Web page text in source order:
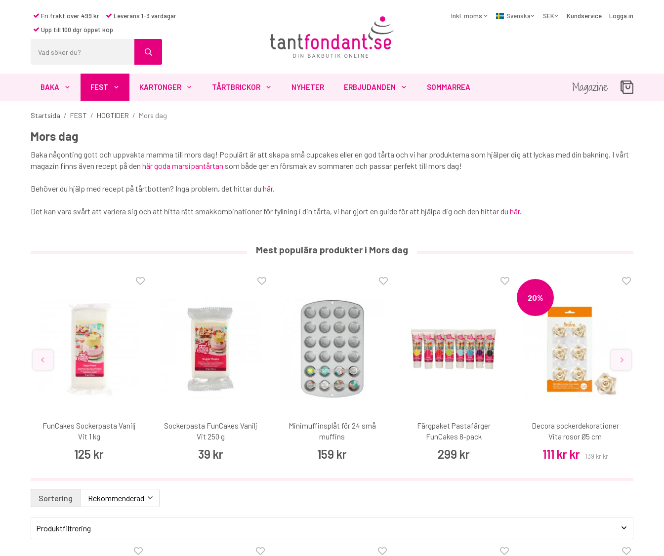
Fri frakt över 499 kr
Leverans 1-3 vardagar
Upp till 100 dgr öppet köp
Kundservice Logga in
BAKA FEST KARTONGER TÅRTBRICKOR NYHETER ERBJUDANDEN SOMMARREA Magazine
Startsida / FEST / HÖGTIDER / Mors dag
Mors dag
Baka någonting gott och uppvakta mamma till mors dag! Populärt är att skapa små cupcakes eller en god tårta och vi har produkterna som hjälper dig att lyckas med din bakning. I vårt
magazin finns även recept på den här goda marsipantårtan som både ger en försmak av sommaren och passar perfekt till mors dag!
Behöver du hjälp med recept på tårtbotten? Inga problem, det hittar du här.
Det kan vara svårt att variera sig och att hitta rätt smakkombinationer för fyllning i din tårta, vi har gjort en guide för att hjälpa dig och den hittar du här.
Mest populära produkter i Mors dag
FunCakes Sockerpasta Vanilj
Vit 1 kg
125 kr
Sockerpasta FunCakes Vanilj
Vit 250 g
39 kr
Minimuffinsplåt för 24 små
muffins
159 kr
Färgpaket Pastafärger
FunCakes 8-pack
299 kr
20%
Decora sockerdekorationer
Vita rosor Ø5 cm
111 kr kr 139 kr kr
Sortering
Produktfiltrering